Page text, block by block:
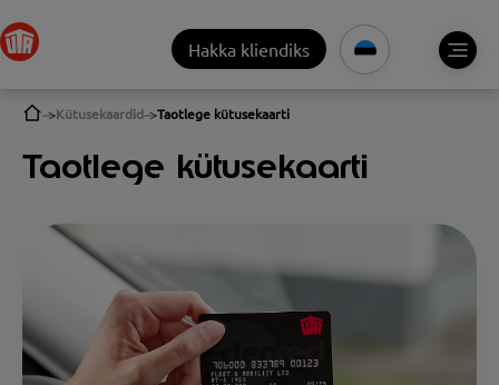
Hakka kliendiks
Kütusekaardid Taotlege kütusekaarti
Taotlege kütusekaarti